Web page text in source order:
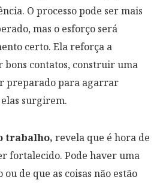
O processo pode ser mais
mas o esforço será
certo. Ela reforça a
contatos, construir uma
preparado para agarrar
surgirem.
trabalho, revela que é hora de
fortalecido. Pode haver uma
ou de que as coisas não estão